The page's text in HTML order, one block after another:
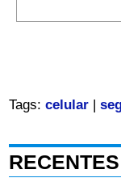
Tags: celular|
RECENTES